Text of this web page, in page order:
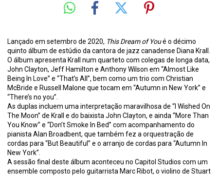
Lançado em setembro de 2020, This Dream of Youé o décimo
quinto álbum de estúdio da cantora de jazz canadense Diana Krall.
O álbum apresenta Krall num quarteto com colegas de longa data,
John Clayton, Jeff Hamilton e Anthony Wilson em “Almost Like
Being In Love” e “That’s All”, bem como um trio com Christian
McBride e Russell Malone que tocam em “Autumn in New York” e
“There’s no you”.
As duplas incluem uma interpretação maravilhosa de “I Wished On
The Moon” de Krall e do baixista John Clayton, e ainda “More Than
You Know” e “Don’t Smoke In Bed” com acompanhamento do
pianista Alan Broadbent, que também fez a orquestração de
cordas para “But Beautiful” e o arranjo de cordas para “Autumn In
New York”.
A sessão final deste álbum aconteceu no Capitol Studios com um
ensemble composto pelo guitarrista Marc Ribot, o violino de Stuart